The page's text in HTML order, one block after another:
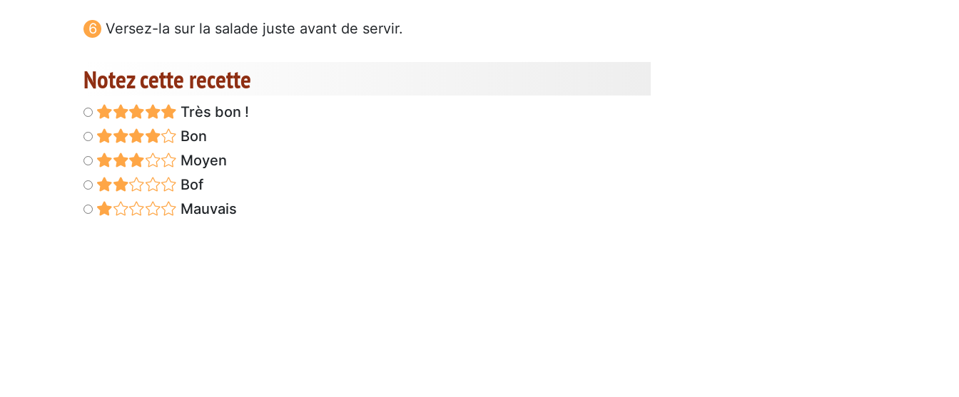
Versez-la sur la salade juste avant de servir.
Notez cette recette
Très bon !
Bon
Moyen
Bof
Mauvais